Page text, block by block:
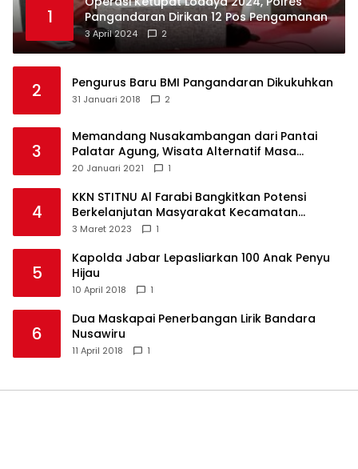
1
Pangandaran Dirikan 12 Pos Pengamanan
3 April 2024 2
2 Pengurus Baru BMI Pangandaran Dikukuhkan
31 Januari 2018 2
3
Memandang Nusakambangan dari Pantai
Palatar Agung, Wisata Alternatif Masa
Pandemi
20 Januari 2021 1
4
KKN STITNU Al Farabi Bangkitkan Potensi
Berkelanjutan Masyarakat Kecamatan
Langkaplancar
3 Maret 2023 1
5
Kapolda Jabar Lepasliarkan 100 Anak Penyu
Hijau
10 April 2018 1
6
Dua Maskapai Penerbangan Lirik Bandara
Nusawiru
11 April 2018 1